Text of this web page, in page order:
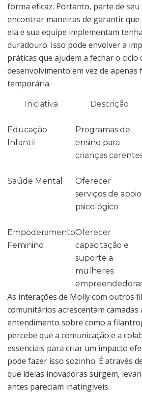
forma eficaz. Portanto, parte de
encontrar maneiras de garantir que
ela e sua equipe implementam
duradouro. Isso pode envolver a
práticas que ajudem a fechar o ciclo
desenvolvimento em vez de apenas
temporária.
Iniciativa Descrição
Educação
Infantil
Programas de
ensino para
crianças
Saúde Mental
Oferecer
serviços de apoio
psicológico
Empoderamento
Feminino
Oferecer
capacitação e
suporte a
mulheres
As interações de Molly com outros
comunitários acrescentam camadas
entendimento sobre como a
percebe que a comunicação e a
essenciais para criar um impacto
pode fazer isso sozinho. É através
que ideias inovadoras surgem,
antes pareciam inatingíveis.